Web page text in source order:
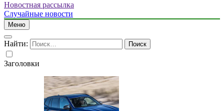
Новостная рассылка
Случайные новости
Меню
Найти:
Заголовки